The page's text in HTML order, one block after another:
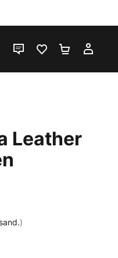
LIVE-CHATFAVORITEN 0
Leather
)